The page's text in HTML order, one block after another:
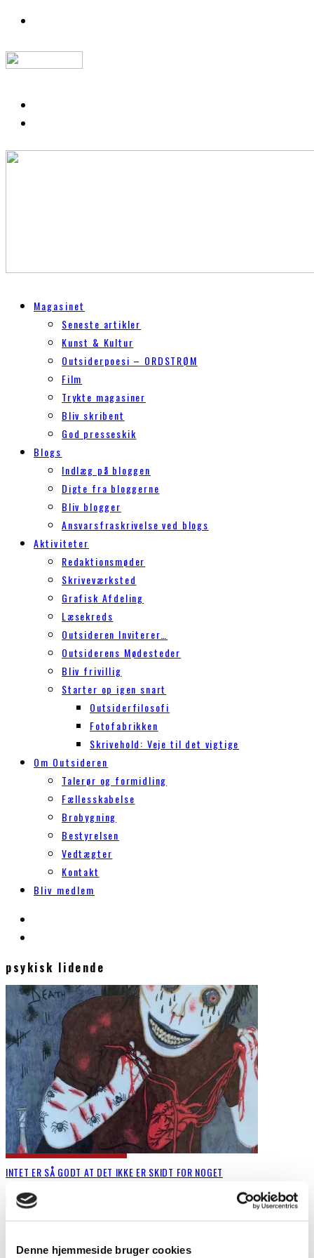
Denne hjemmeside bruger cookies
Magasinet
Seneste artikler
Kunst & Kultur
Outsiderpoesi – ORDSTRØM
Film
Trykte magasiner
Bliv skribent
God presseskik
Blogs
Indlæg på bloggen
Digte fra bloggerne
Bliv blogger
Ansvarsfraskrivelse ved blogs
Aktiviteter
Redaktionsmøder
Skriveværksted
Grafisk Afdeling
Læsekreds
Outsideren Inviterer…
Outsiderens Mødesteder
Bliv frivillig
Starter op igen snart
Outsiderfilosofi
Fotofabrikken
Skrivehold: Veje til det vigtige
Om Outsideren
Talerør og formidling
Fællesskabelse
Brobygning
Bestyrelsen
Vedtægter
Kontakt
Bliv medlem
psykisk lidende
INTET ER SÅ GODT AT DET IKKE ER SKIDT FOR NOGET
R.M.P
Blog
25. august 2017
Minderne skriger mig i øret. De fortæller de 1000 historier jeg har